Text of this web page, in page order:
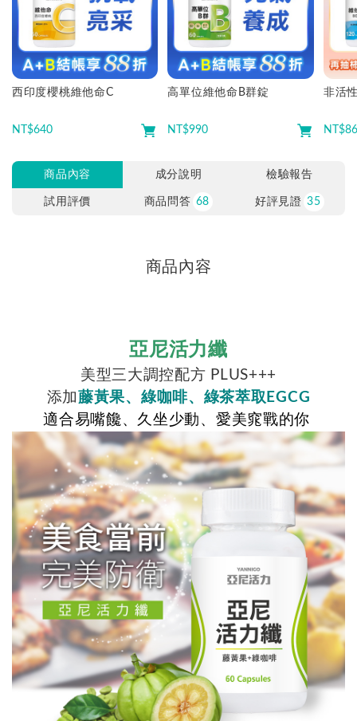
西印度櫻桃維他命C
NT$640
高單位維他命B群錠
NT$990
非活
NT$
商品內容 成分說明 檢驗報告
試用評價 商品問答 68 好評見證 35
商品內容
亞尼活力纖
美型三大調控配方 PLUS+++
添加 藤黃果、綠咖啡、綠茶萃取EGCG
適合易嘴饞、久坐少動、愛美窕戰的你